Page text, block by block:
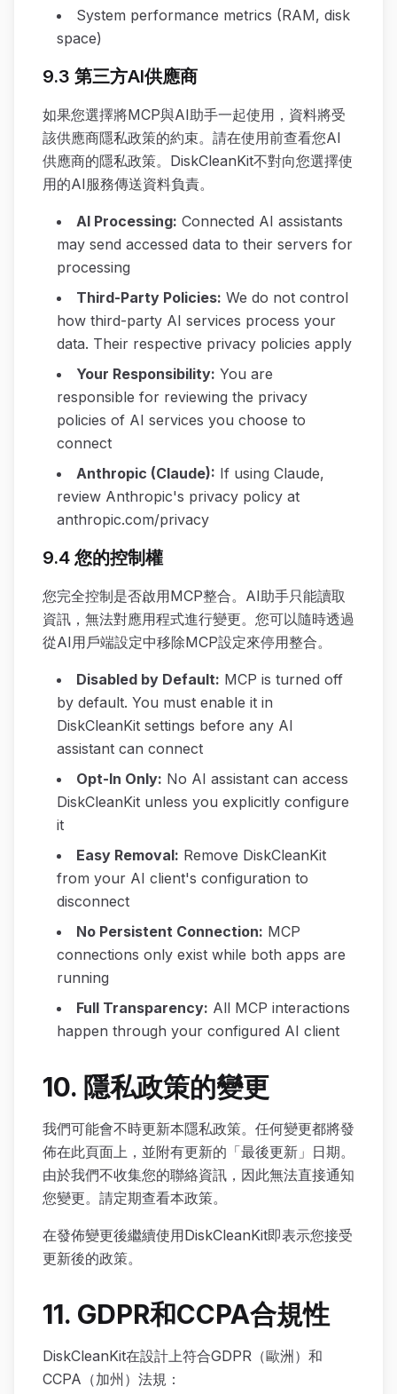
System performance metrics (RAM, disk
space)
9.3 第三方AI供應商
如果您選擇將MCP與AI助手一起使用，資料將受
該供應商隱私政策的約束。請在使用前查看您AI
供應商的隱私政策。DiskCleanKit不對向您選擇使
用的AI服務傳送資料負責。
AI Processing: Connected AI assistants
may send accessed data to their servers for
processing
Third-Party Policies: We do not control
how third-party AI services process your
data. Their respective privacy policies apply
Your Responsibility: You are
responsible for reviewing the privacy
policies of AI services you choose to
connect
Anthropic (Claude): If using Claude,
review Anthropic's privacy policy at
anthropic.com/privacy
9.4 您的控制權
您完全控制是否啟用MCP整合。AI助手只能讀取
資訊，無法對應用程式進行變更。您可以隨時透過
從AI用戶端設定中移除MCP設定來停用整合。
Disabled by Default: MCP is turned off
by default. You must enable it in
DiskCleanKit settings before any AI
assistant can connect
Opt-In Only: No AI assistant can access
DiskCleanKit unless you explicitly configure
it
Easy Removal: Remove DiskCleanKit
from your AI client's configuration to
disconnect
No Persistent Connection: MCP
connections only exist while both apps are
running
Full Transparency: All MCP interactions
happen through your configured AI client
10. 隱私政策的變更
我們可能會不時更新本隱私政策。任何變更都將發
佈在此頁面上，並附有更新的「最後更新」日期。
由於我們不收集您的聯絡資訊，因此無法直接通知
您變更。請定期查看本政策。
在發佈變更後繼續使用DiskCleanKit即表示您接受
更新後的政策。
11. GDPR和CCPA合規性
DiskCleanKit在設計上符合GDPR（歐洲）和
CCPA（加州）法規：